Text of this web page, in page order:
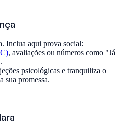
Inclua aqui prova social:
, avaliações ou números como "Já
psicológicas e tranquiliza o
sua promessa.